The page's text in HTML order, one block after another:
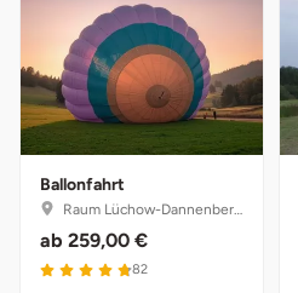
Ballonfahrt
Raum Lüchow-Dannenberg, Niedersachsen
ab 259,00 €
82